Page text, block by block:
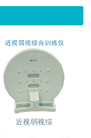
近视弱视综